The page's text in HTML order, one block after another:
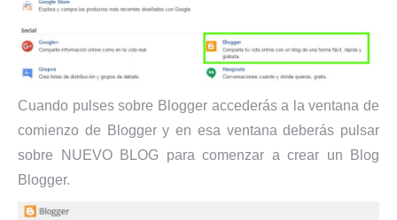
Cuando pulses sobre Blogger accederás a la ventana de
comienzo de Blogger y en esa ventana deberás pulsar
sobre NUEVO BLOG para comenzar a crear un Blog
Blogger.